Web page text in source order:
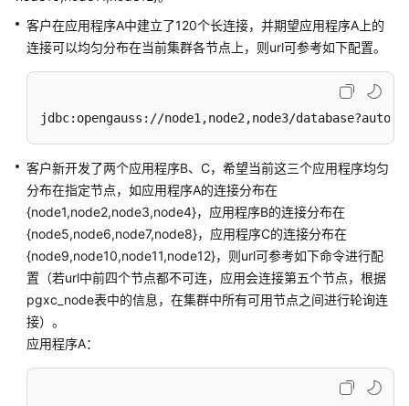
南
开
指
布
式
_V2.0-
10.x）
开
发
南
客户在应用程序A中建立了120个长连接，并期望应用程序A上的
连接可以均匀分布在当前集群各节点上，则url可参考如下配置。
jdbc:opengauss://node1,node2,node3/
客户新开发了两个应用程序B、C，希望当前这三个应用程序均匀
分布在指定节点，如应用程序A的连接分布在
{node1,node2,node3,node4}，应用程序B的连接分布在
{node5,node6,node7,node8}，应用程序C的连接分布在
{node9,node10,node11,node12}，则url可参考如下命令进行配
置（若url中前四个节点都不可连，应用会连接第五个节点，根据
pgxc_node表中的信息，在集群中所有可用节点之间进行轮询连
接）。
应用程序A：